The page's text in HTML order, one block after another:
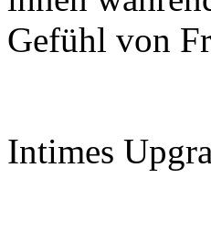
Gefühl von
Intimes